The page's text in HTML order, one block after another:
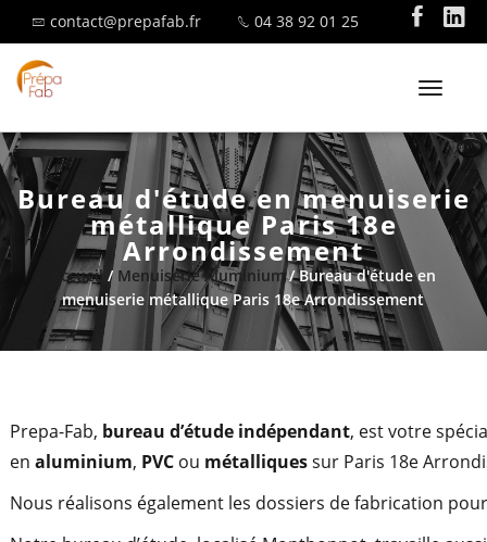
contact@prepafab.fr 04 38 92 01 25
SAVOIR-FAIRE
METALLERIE
T
g
g
l
a
v
i
o
n
Bureau d'étude en menuiserie
métallique Paris 18e
Arrondissement
Accueil/ Menuiserie Aluminium/ Bureau d'étude en
menuiserie métallique Paris 18e Arrondissement
Prepa-Fab, bureau d’étude indépendant, est votre
en aluminium, PVCou métalliquessur Paris 18e
Nous réalisons également les dossiers de fabrication